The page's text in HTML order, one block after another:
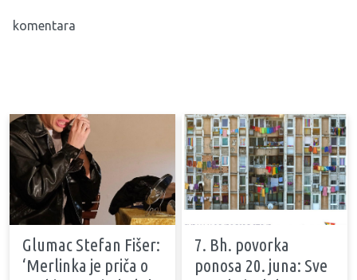
komentara
Glumac Stefan Fišer:
‘Merlinka je priča o
7. Bh. povorka
ponosa 20. juna: Sve